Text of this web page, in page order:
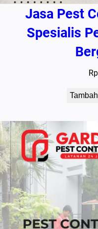
Jasa Pest
Spesialis
Rp